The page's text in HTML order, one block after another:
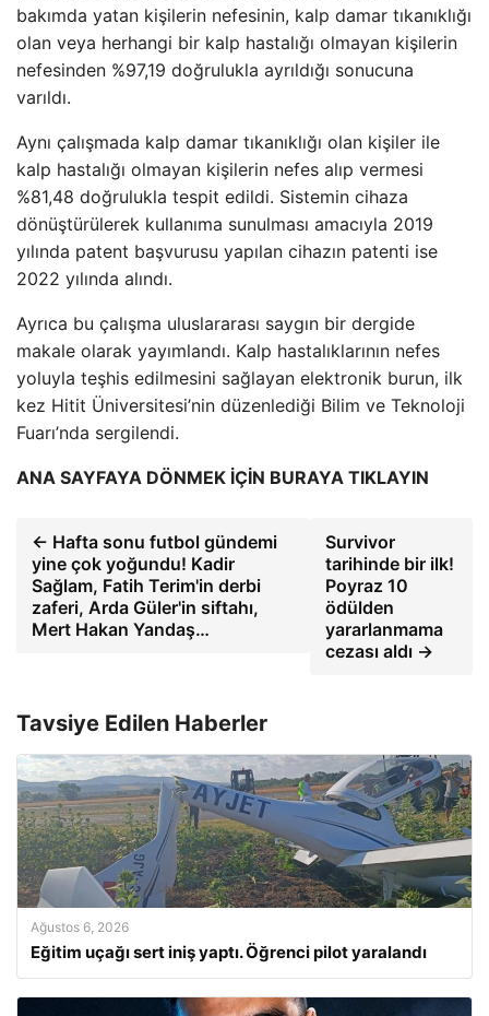
bakımda yatan kişilerin nefesinin, kalp damar tıkanıklığı
olan veya herhangi bir kalp hastalığı olmayan kişilerin
nefesinden %97,19 doğrulukla ayrıldığı sonucuna
varıldı.
Aynı çalışmada kalp damar tıkanıklığı olan kişiler ile
kalp hastalığı olmayan kişilerin nefes alıp vermesi
%81,48 doğrulukla tespit edildi. Sistemin cihaza
dönüştürülerek kullanıma sunulması amacıyla 2019
yılında patent başvurusu yapılan cihazın patenti ise
2022 yılında alındı.
Ayrıca bu çalışma uluslararası saygın bir dergide
makale olarak yayımlandı. Kalp hastalıklarının nefes
yoluyla teşhis edilmesini sağlayan elektronik burun, ilk
kez Hitit Üniversitesi’nin düzenlediği Bilim ve Teknoloji
Fuarı’nda sergilendi.
ANA SAYFAYA DÖNMEK İÇİN BURAYA TIKLAYIN
← Hafta sonu futbol gündemi
yine çok yoğundu! Kadir
Sağlam, Fatih Terim'in derbi
zaferi, Arda Güler'in siftahı,
Mert Hakan Yandaş…
Survivor
tarihinde bir ilk!
Poyraz 10
ödülden
yararlanmama
cezası aldı →
Tavsiye Edilen Haberler
Ağustos 6, 2026
Eğitim uçağı sert iniş yaptı. Öğrenci pilot yaralandı